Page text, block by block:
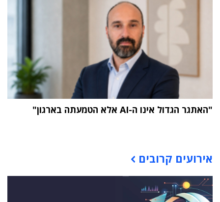
"האתגר הגדול אינו ה-AI אלא הטמעתה בארגון"
אירועים קרובים